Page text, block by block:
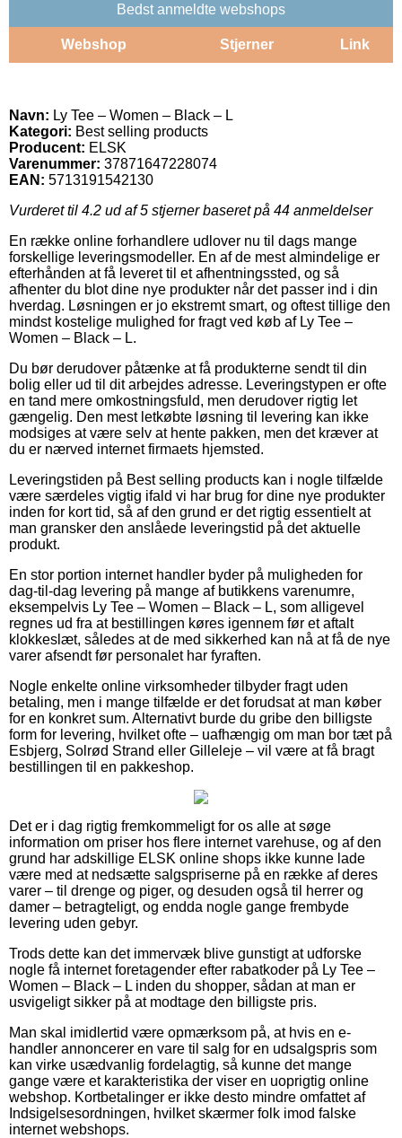
Bedst anmeldte webshops
Webshop Stjerner Link
Navn: Ly Tee – Women – Black – L
Kategori: Best selling products
Producent: ELSK
Varenummer: 37871647228074
EAN: 5713191542130
Vurderet til 4.2 ud af 5 stjerner baseret på 44 anmeldelser
En række online forhandlere udlover nu til dags mange
forskellige leveringsmodeller. En af de mest almindelige er
efterhånden at få leveret til et afhentningssted, og så
afhenter du blot dine nye produkter når det passer ind i din
hverdag. Løsningen er jo ekstremt smart, og oftest tillige den
mindst kostelige mulighed for fragt ved køb af Ly Tee –
Women – Black – L.
Du bør derudover påtænke at få produkterne sendt til din
bolig eller ud til dit arbejdes adresse. Leveringstypen er ofte
en tand mere omkostningsfuld, men derudover rigtig let
gængelig. Den mest letkøbte løsning til levering kan ikke
modsiges at være selv at hente pakken, men det kræver at
du er nærved internet firmaets hjemsted.
Leveringstiden på Best selling products kan i nogle tilfælde
være særdeles vigtig ifald vi har brug for dine nye produkter
inden for kort tid, så af den grund er det rigtig essentielt at
man gransker den anslåede leveringstid på det aktuelle
produkt.
En stor portion internet handler byder på muligheden for
dag-til-dag levering på mange af butikkens varenumre,
eksempelvis Ly Tee – Women – Black – L, som alligevel
regnes ud fra at bestillingen køres igennem før et aftalt
klokkeslæt, således at de med sikkerhed kan nå at få de nye
varer afsendt før personalet har fyraften.
Nogle enkelte online virksomheder tilbyder fragt uden
betaling, men i mange tilfælde er det forudsat at man køber
for en konkret sum. Alternativt burde du gribe den billigste
form for levering, hvilket ofte – uafhængig om man bor tæt på
Esbjerg, Solrød Strand eller Gilleleje – vil være at få bragt
bestillingen til en pakkeshop.
Det er i dag rigtig fremkommeligt for os alle at søge
information om priser hos flere internet varehuse, og af den
grund har adskillige ELSK online shops ikke kunne lade
være med at nedsætte salgspriserne på en række af deres
varer – til drenge og piger, og desuden også til herrer og
damer – betragteligt, og endda nogle gange frembyde
levering uden gebyr.
Trods dette kan det immervæk blive gunstigt at udforske
nogle få internet foretagender efter rabatkoder på Ly Tee –
Women – Black – L inden du shopper, sådan at man er
usvigeligt sikker på at modtage den billigste pris.
Man skal imidlertid være opmærksom på, at hvis en e-
handler annoncerer en vare til salg for en udsalgspris som
kan virke usædvanlig fordelagtig, så kunne det mange
gange være et karakteristika der viser en uoprigtig online
webshop. Kortbetalinger er ikke desto mindre omfattet af
Indsigelsesordningen, hvilket skærmer folk imod falske
internet webshops.